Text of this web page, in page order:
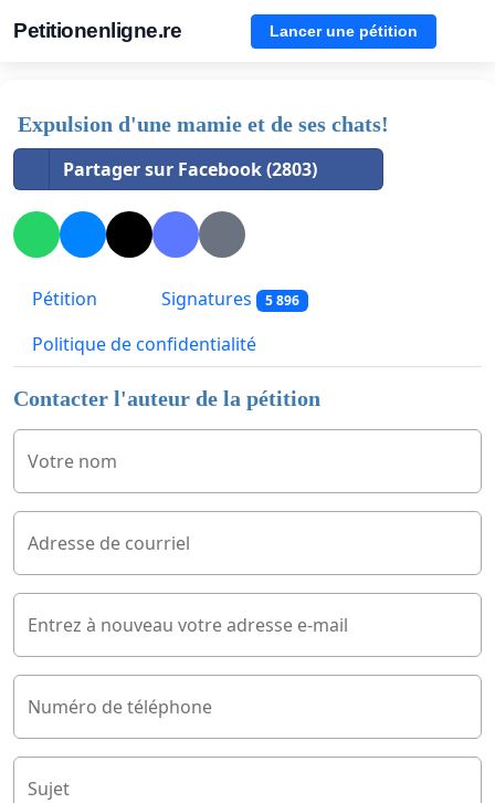
Petitionenligne.re Lancer une pétition
Expulsion d'une mamie et de ses chats!
Partager sur Facebook (2803)
Pétition Signatures 5 896
Politique de confidentialité
Contacter l'auteur de la pétition
Votre nom
Adresse de courriel
Entrez à nouveau votre adresse e-mail
Numéro de téléphone
Sujet